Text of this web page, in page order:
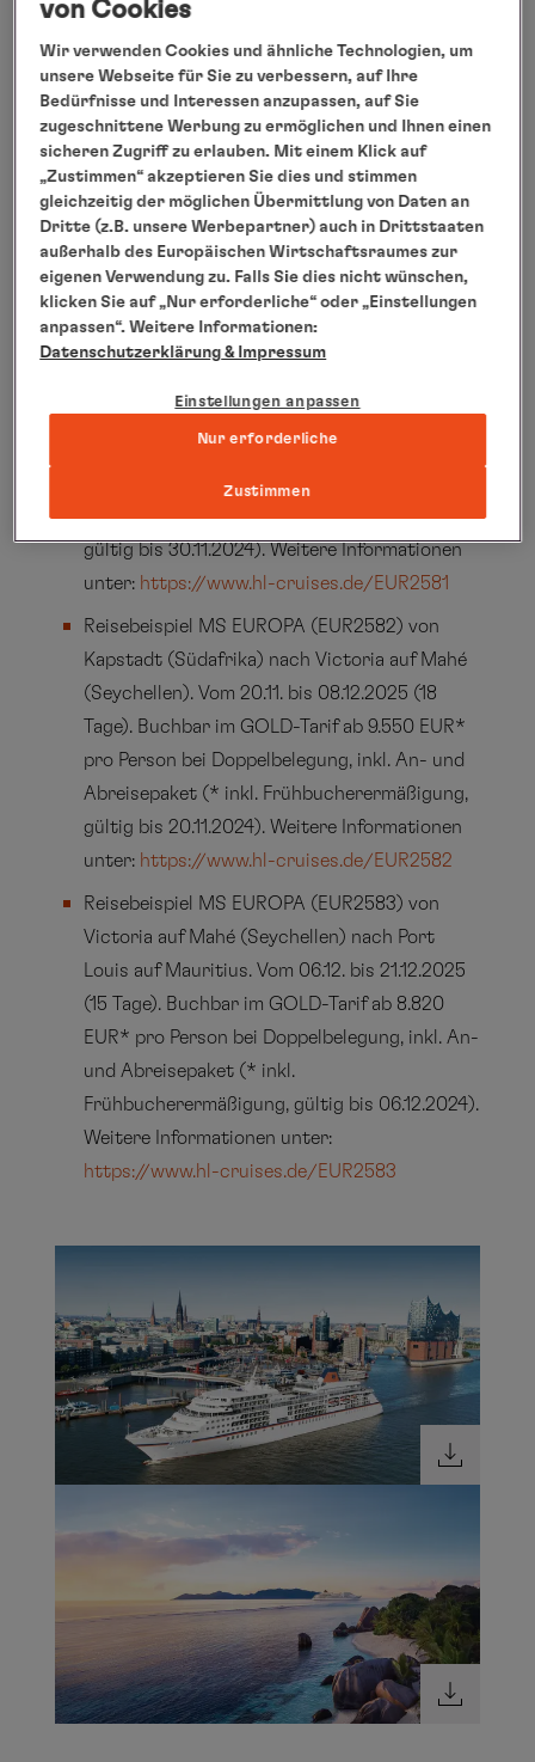
oder zusammengefasst als Etappe (EUR258083)
Reisebeispiel MS EUROPA (EUR2580) von
Hamburg (Deutschland) nach Santa Cruz de
Tenerife. Vom 24.10. bis 09.11.2025 (17 Tage).
Buchbar im GOLD-Tarif ab 6.582 EUR* pro
Person bei Doppelbelegung, inkl. An- und
Abreisepaket (* inkl. Frühbucherermäßigung,
gültig bis 30.11.2024). Weitere Informationen
unter:https://www.hl-cruises.de/EUR2580
Reisebeispiel MS EUROPA (EUR2581) von
(Südafrika). Vom 09.11. bis 22.11.2025 (13 Tage).
Buchbar im GOLD-Tarif ab 4.872 EUR* pro
Person bei Doppelbelegung, inkl. An- und
Abreisepaket (* inkl. Frühbucherermäßigung,
gültig bis 30.11.2024). Weitere Informationen
unter: https://www.hl-cruises.de/EUR2581
Reisebeispiel MS EUROPA (EUR2582) von
Kapstadt (Südafrika) nach Victoria auf Mahé
(Seychellen). Vom 20.11. bis 08.12.2025 (18
Tage). Buchbar im GOLD-Tarif ab 9.550 EUR*
pro Person bei Doppelbelegung, inkl. An- und
Abreisepaket (* inkl. Frühbucherermäßigung,
gültig bis 20.11.2024). Weitere Informationen
unter: https://www.hl-cruises.de/EUR2582
Reisebeispiel MS EUROPA (EUR2583) von
Victoria auf Mahé (Seychellen) nach Port
Louis auf Mauritius. Vom 06.12. bis 21.12.2025
(15 Tage). Buchbar im GOLD-Tarif ab 8.820
EUR* pro Person bei Doppelbelegung, inkl. An-
und Abreisepaket (* inkl.
Frühbucherermäßigung, gültig bis 06.12.2024).
Weitere Informationen unter:
https://www.hl-cruises.de/EUR2583
von Cookies
Wir verwenden Cookies und ähnliche Technologien, um
unsere Webseite für Sie zu verbessern, auf Ihre
Bedürfnisse und Interessen anzupassen, auf Sie
zugeschnittene Werbung zu ermöglichen und Ihnen einen
sicheren Zugriff zu erlauben. Mit einem Klick auf
„Zustimmen“ akzeptieren Sie dies und stimmen
gleichzeitig der möglichen Übermittlung von Daten an
Dritte (z.B. unsere Werbepartner) auch in Drittstaaten
außerhalb des Europäischen Wirtschaftsraumes zur
eigenen Verwendung zu. Falls Sie dies nicht wünschen,
klicken Sie auf „Nur erforderliche“ oder „Einstellungen
anpassen“. Weitere Informationen:
Datenschutzerklärung & Impressum
Einstellungen anpassen
Nur erforderliche
Zustimmen